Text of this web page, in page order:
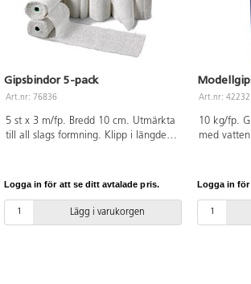
Gipsbindor 5-pack
Art.nr: 76836
5 st x 3 m/fp. Bredd 10 cm. Utmärkta
till all slags formning. Klipp i längder
kan olika material användas som
pappfigurer, egentillverkade former
av kartong eller lera. När arbetet
Logga in för att se ditt avtalade pris.
Lägg i varukorgen
Art.nr: 42232
10 kg/fp.
med
Logga in